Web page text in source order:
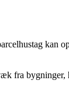
kan
fra bygninger,